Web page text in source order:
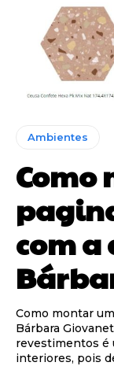
Ambientes
Como
com
Como montar
Bárbara Giovanetti A paginação de
revestimentos é
interiores, pois